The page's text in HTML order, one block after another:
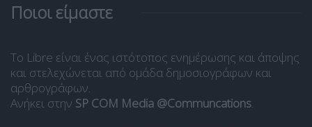
Ποιοι είμαστε
Το Libre είναι ένας ιστότοπος ενημέρωσης και άποψης
και στελεχώνεται από ομάδα δημοσιογράφων και
αρθρογράφων.
Ανήκει στην SP COM Media @Communcations.